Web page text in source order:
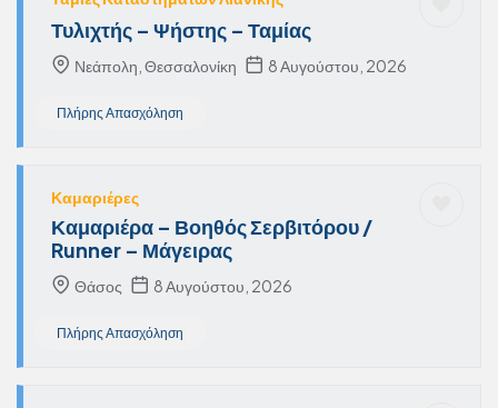
Τυλιχτής – Ψήστης – Ταμίας
Νεάπολη, Θεσσαλονίκη 8 Αυγούστου, 2026
Πλήρης Απασχόληση
Καμαριέρες
Καμαριέρα – Βοηθός Σερβιτόρου /
Runner – Μάγειρας
Θάσος 8 Αυγούστου, 2026
Πλήρης Απασχόληση